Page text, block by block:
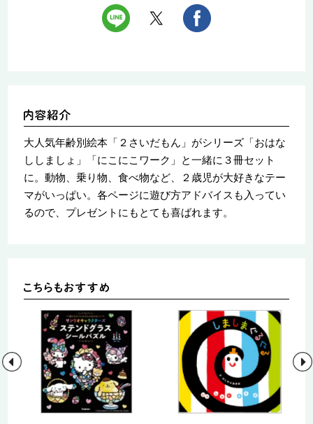
大人気年齢別絵本「２さいだもん」がシリーズ「おはな
ししましょ」「にこにこワーク」と一緒に３冊セット
に。動物、乗り物、食べ物など、２歳児が大好きなテー
マがいっぱい。各ページに遊び方アドバイスも入ってい
るので、プレゼントにもとても喜ばれます。